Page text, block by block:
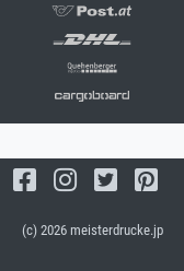
(c) 2026 meisterdrucke.jp